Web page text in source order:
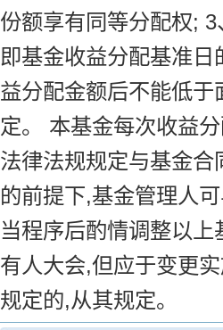
份额享有同等分配权;
即基金收益分配基准
益分配金额后不能低
定。 本基金每次收益
法律法规规定与基金
的前提下,基金管理人
当程序后酌情调整以
有人大会,但应于变更
规定的,从其规定。